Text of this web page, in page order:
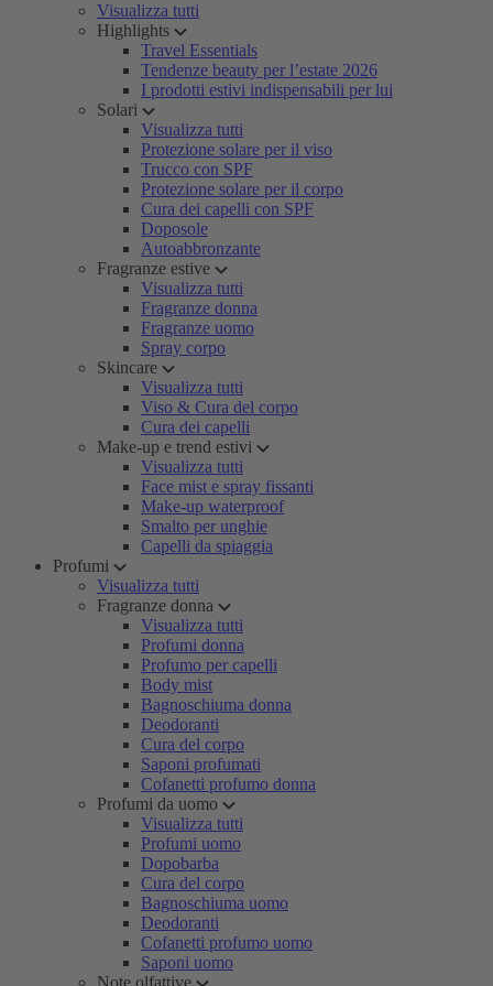
Visualizza tutti
Highlights
Travel Essentials
Tendenze beauty per l’estate 2026
I prodotti estivi indispensabili per lui
Solari
Visualizza tutti
Protezione solare per il viso
Trucco con SPF
Protezione solare per il corpo
Cura dei capelli con SPF
Doposole
Autoabbronzante
Fragranze estive
Visualizza tutti
Fragranze donna
Fragranze uomo
Spray corpo
Skincare
Visualizza tutti
Viso & Cura del corpo
Cura dei capelli
Make-up e trend estivi
Visualizza tutti
Face mist e spray fissanti
Make-up waterproof
Smalto per unghie
Capelli da spiaggia
Profumi
Visualizza tutti
Fragranze donna
Visualizza tutti
Profumi donna
Profumo per capelli
Body mist
Bagnoschiuma donna
Deodoranti
Cura del corpo
Saponi profumati
Cofanetti profumo donna
Profumi da uomo
Visualizza tutti
Profumi uomo
Dopobarba
Cura del corpo
Bagnoschiuma uomo
Deodoranti
Cofanetti profumo uomo
Saponi uomo
Note olfattive